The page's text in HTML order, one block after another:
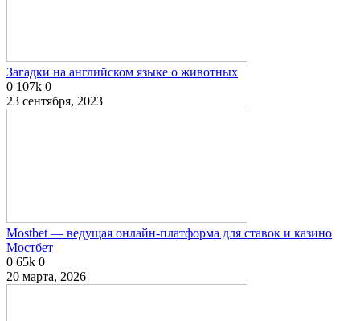
Загадки на английском языке о животных
0 107k 0
23 сентября, 2023
Mostbet — ведущая онлайн-платформа для ставок и казино
Мостбет
0 65k 0
20 марта, 2026